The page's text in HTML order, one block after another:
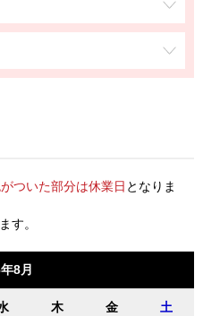
ついた部分は休業日 となりま
す。
8月
木 金 土